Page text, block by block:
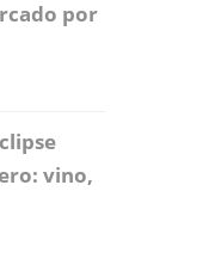
por
vino,